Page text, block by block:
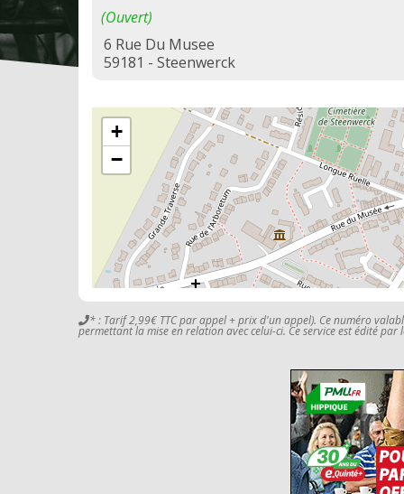
(Ouvert)
6 Rue Du Musee
59181 - Steenwerck
+
−
* : Tarif 2,99€ TTC par appel + prix d'un appel). Ce numéro
permettant la mise en relation avec celui-ci. Ce service est édité